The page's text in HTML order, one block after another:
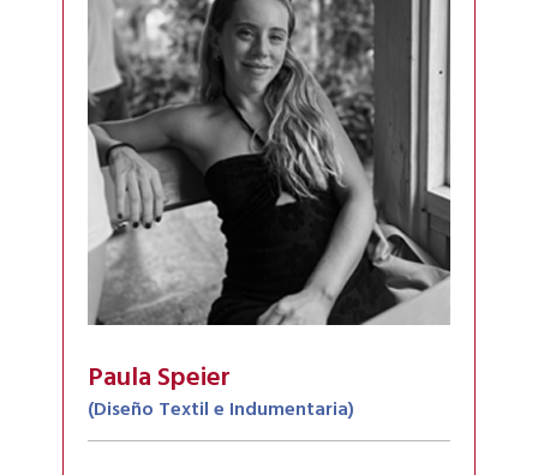
Paula Speier
(Diseño Textil e Indumentaria)